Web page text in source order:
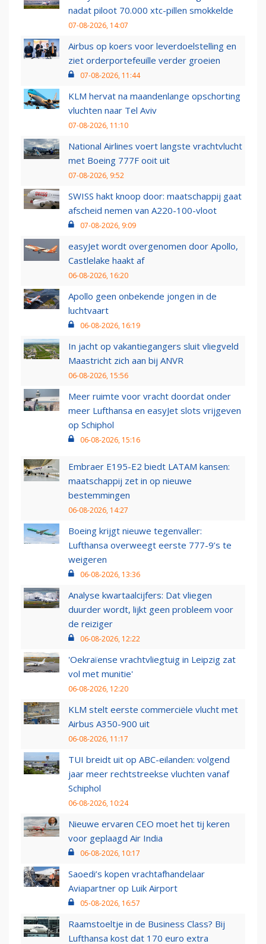
nadat piloot 70.000 xtc-pillen smokkelde
07-08-2026, 14:07
Airbus op koers voor leverdoelstelling en
ziet orderportefeuille verder groeien
07-08-2026, 11:44
KLM hervat na maandenlange opschorting
vluchten naar Tel Aviv
07-08-2026, 11:10
National Airlines voert langste vrachtvlucht
met Boeing 777F ooit uit
07-08-2026, 9:52
SWISS hakt knoop door: maatschappij gaat
afscheid nemen van A220-100-vloot
07-08-2026, 9:09
easyJet wordt overgenomen door Apollo,
Castlelake haakt af
06-08-2026, 16:20
Apollo geen onbekende jongen in de
luchtvaart
06-08-2026, 16:19
In jacht op vakantiegangers sluit vliegveld
Maastricht zich aan bij ANVR
06-08-2026, 15:56
Meer ruimte voor vracht doordat onder
meer Lufthansa en easyJet slots vrijgeven
op Schiphol
06-08-2026, 15:16
Embraer E195-E2 biedt LATAM kansen:
maatschappij zet in op nieuwe
bestemmingen
06-08-2026, 14:27
Boeing krijgt nieuwe tegenvaller:
Lufthansa overweegt eerste 777-9’s te
weigeren
06-08-2026, 13:36
Analyse kwartaalcijfers: Dat vliegen
duurder wordt, lijkt geen probleem voor
de reiziger
06-08-2026, 12:22
'Oekraïense vrachtvliegtuig in Leipzig zat
vol met munitie'
06-08-2026, 12:20
KLM stelt eerste commerciële vlucht met
Airbus A350-900 uit
06-08-2026, 11:17
TUI breidt uit op ABC-eilanden: volgend
jaar meer rechtstreekse vluchten vanaf
Schiphol
06-08-2026, 10:24
Nieuwe ervaren CEO moet het tij keren
voor geplaagd Air India
06-08-2026, 10:17
Saoedi’s kopen vrachtafhandelaar
Aviapartner op Luik Airport
05-08-2026, 16:57
Raamstoeltje in de Business Class? Bij
Lufthansa kost dat 170 euro extra